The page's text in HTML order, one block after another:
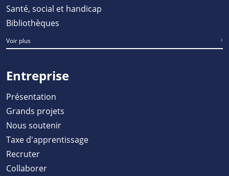
Santé, social et handicap
Bibliothèques
Voir plus
Entreprise
Présentation
Grands projets
Nous soutenir
Taxe d'apprentissage
Recruter
Collaborer